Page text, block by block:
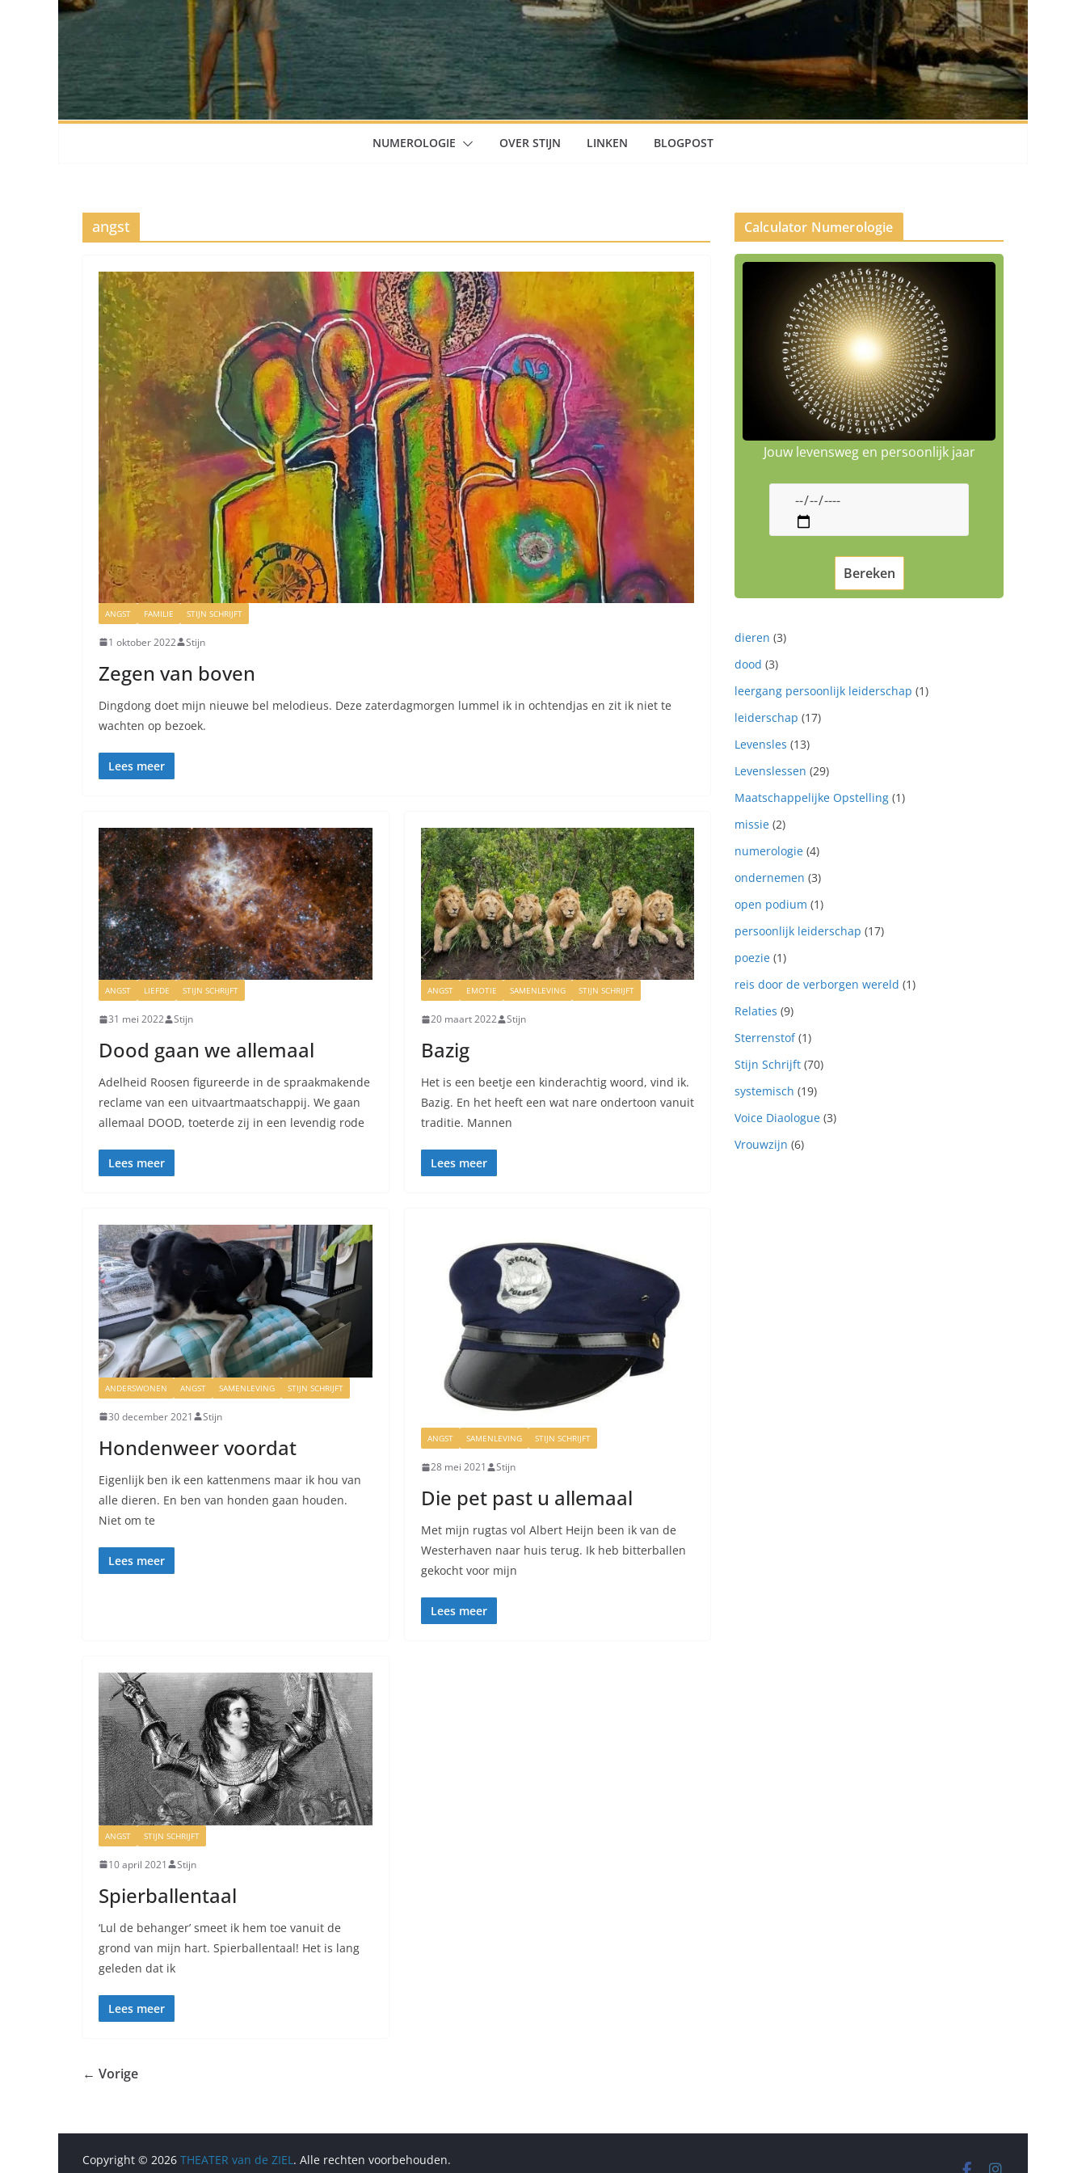
NUMEROLOGIE OVER STIJN LINKEN BLOGPOST
angst
ANGST FAMILIE STIJN SCHRIJFT
1 oktober 2022 Stijn
Zegen van boven
Dingdong doet mijn nieuwe bel melodieus. Deze zaterdagmorgen lummel ik in ochtendjas en zit ik niet te
wachten op bezoek.
Lees meer
ANGST LIEFDE STIJN SCHRIJFT
31 mei 2022 Stijn
Dood gaan we allemaal
Adelheid Roosen figureerde in de spraakmakende
reclame van een uitvaartmaatschappij. We gaan
allemaal DOOD, toeterde zij in een levendig rode
Lees meer
ANGST EMOTIE SAMENLEVING STIJN SCHRIJFT
20 maart 2022 Stijn
Bazig
Het is een beetje een kinderachtig woord, vind ik.
Bazig. En het heeft een wat nare ondertoon vanuit
traditie. Mannen
Lees meer
ANDERSWONEN ANGST SAMENLEVING STIJN SCHRIJFT
30 december 2021 Stijn
Hondenweer voordat
Eigenlijk ben ik een kattenmens maar ik hou van
alle dieren. En ben van honden gaan houden.
Niet om te
Lees meer
ANGST SAMENLEVING STIJN SCHRIJFT
28 mei 2021 Stijn
Die pet past u allemaal
Met mijn rugtas vol Albert Heijn been ik van de
Westerhaven naar huis terug. Ik heb bitterballen
gekocht voor mijn
Lees meer
ANGST STIJN SCHRIJFT
10 april 2021 Stijn
Spierballentaal
‘Lul de behanger’ smeet ik hem toe vanuit de
grond van mijn hart. Spierballentaal! Het is lang
geleden dat ik
Lees meer
← Vorige
Calculator Numerologie
Jouw levensweg en persoonlijk jaar
dieren (3)
dood (3)
leergang persoonlijk leiderschap (1)
leiderschap (17)
Levensles (13)
Levenslessen (29)
Maatschappelijke Opstelling (1)
missie (2)
numerologie (4)
ondernemen (3)
open podium (1)
persoonlijk leiderschap (17)
poezie (1)
reis door de verborgen wereld (1)
Relaties (9)
Sterrenstof(1)
Stijn Schrijft (70)
systemisch (19)
Voice Diaologue (3)
Vrouwzijn (6)
Copyright © 2026 THEATER van de ZIEL. Alle rechten voorbehouden.